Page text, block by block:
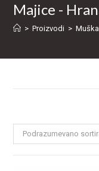
Majice -
> Proizvodi >
Podrazumevano